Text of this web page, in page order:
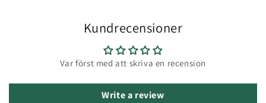
Kundrecensioner
Var först med att skriva en recension
Write a review